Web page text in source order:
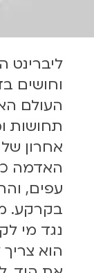
ליברינט
וחושים
העולם
תחושות
אחרון של
האדמה
עפים,
בקרקע.
נגד מי
הוא